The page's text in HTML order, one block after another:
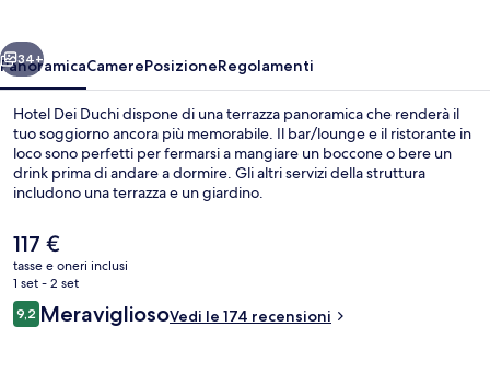
Avanti
34+
PanoramicaCamerePosizioneRegolamenti
Hotel Dei Duchi dispone di una terrazza panoramica che renderà il
tuo soggiorno ancora più memorabile. Il bar/lounge e il ristorante in
loco sono perfetti per fermarsi a mangiare un boccone o bere un
drink prima di andare a dormire. Gli altri servizi della struttura
includono una terrazza e un giardino.
Il
prezzo
attuale
è
117 €
117 €
tasse e oneri inclusi
1 set - 2 set
Recensioni
9,29,2 su 10
MeravigliosoVedi le 174 recensioni